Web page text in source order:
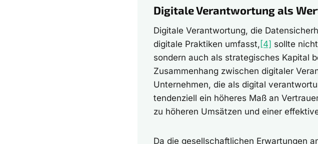
Digitale Verantwortung als
Digitale Verantwortung, die
digitale Praktiken umfasst, [4] sollte
sondern auch als strategisches Kapital
Zusammenhang zwischen digitaler
Unternehmen, die als digital
tendenziell ein höheres Maß an
zu höheren Umsätzen und einer
Da die gesellschaftlichen Erwartungen